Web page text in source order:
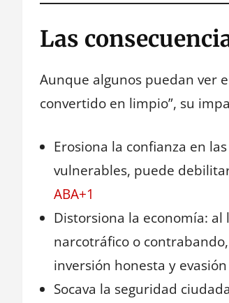
Las
Aunque algunos puedan ver
convertido en limpio”, su
Erosiona la confianza en
vulnerables, puede
ABA+1
Distorsiona la economía:
narcotráfico o
inversión honesta y
Socava la seguridad